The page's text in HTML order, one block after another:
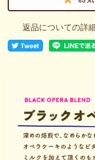
返品についての詳